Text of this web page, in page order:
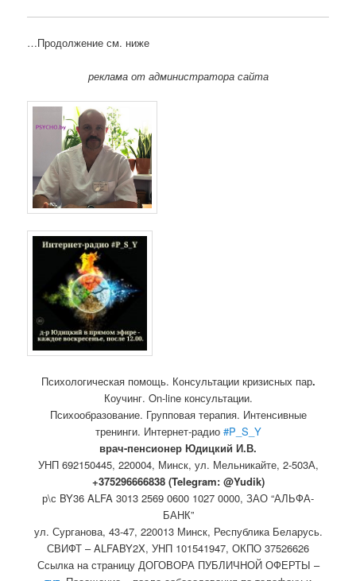
…Продолжение см. ниже
реклама от администратора сайта
Психологическая помощь. Консультации кризисных пар.
Коучинг. On-line консультации.
Психообразование. Групповая терапия. Интенсивные
тренинги. Интернет-радио #P_S_Y
врач-пенсионер Юдицкий И.В.
УНП 692150445, 220004, Минск, ул. Мельникайте, 2-503А,
+375296666838 (Telegram: @Yudik)
р\с BY36 ALFA 3013 2569 0600 1027 0000, ЗАО “АЛЬФА-
БАНК”
ул. Сурганова, 43-47, 220013 Минск, Республика Беларусь.
СВИФТ – ALFABY2X, УНП 101541947, ОКПО 37526626
Ссылка на страницу ДОГОВОРА ПУБЛИЧНОЙ ОФЕРТЫ –